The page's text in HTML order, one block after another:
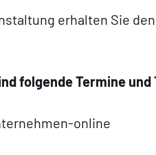
erhalten Sie
folgende Termine
online